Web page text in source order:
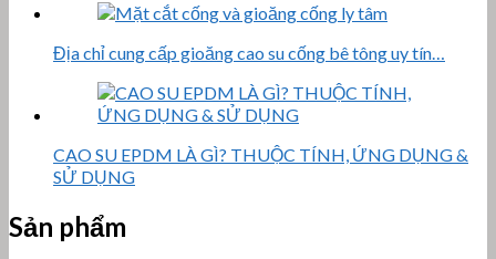
Địa chỉ cung cấp gioăng cao su cống bê tông uy tín…
CAO SU EPDM LÀ GÌ? THUỘC TÍNH, ỨNG DỤNG &
SỬ DỤNG
Sản phẩm